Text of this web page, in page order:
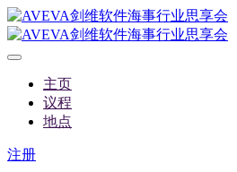
主页
议程
地点
注册